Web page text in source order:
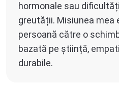
hormonale sau
greutății. Misiunea mea
persoană către o
bazată pe știință,
durabile.